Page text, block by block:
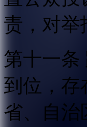
责，对举
第十一条
到位，存
省、自治